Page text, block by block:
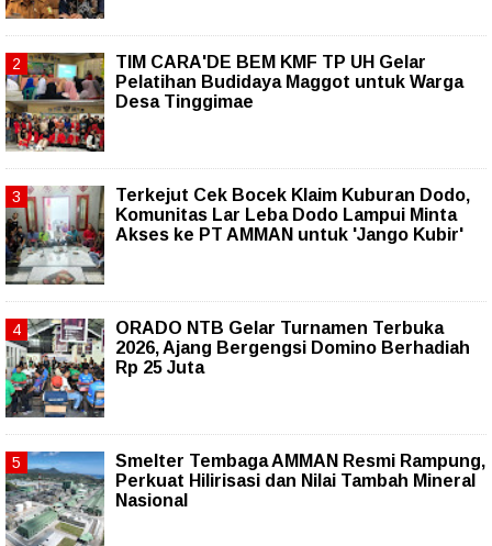
TIM CARA'DE BEM KMF TP UH Gelar
Pelatihan Budidaya Maggot untuk Warga
Desa Tinggimae
Terkejut Cek Bocek Klaim Kuburan Dodo,
Komunitas Lar Leba Dodo Lampui Minta
Akses ke PT AMMAN untuk 'Jango Kubir'
ORADO NTB Gelar Turnamen Terbuka
2026, Ajang Bergengsi Domino Berhadiah
Rp 25 Juta
Smelter Tembaga AMMAN Resmi Rampung,
Perkuat Hilirisasi dan Nilai Tambah Mineral
Nasional